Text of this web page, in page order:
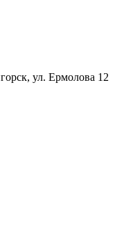
ул. Ермолова 12